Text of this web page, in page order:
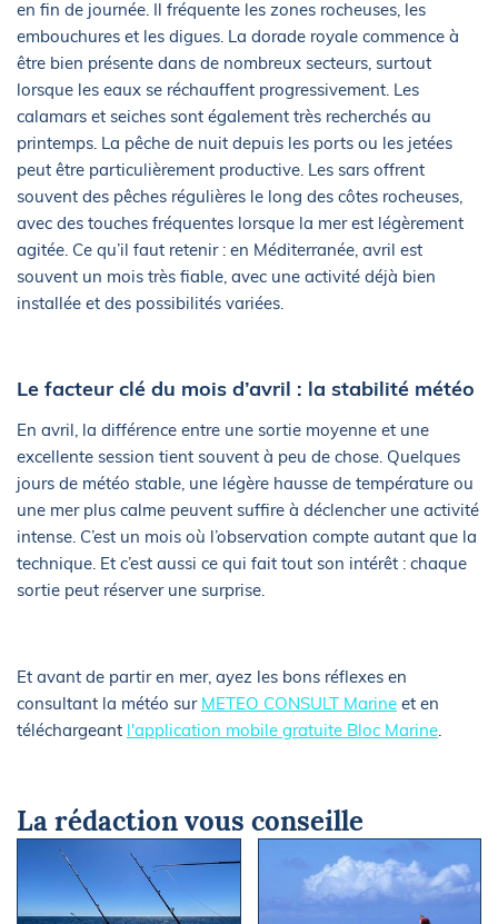
en fin de journée. Il fréquente les zones rocheuses, les
embouchures et les digues. La dorade royale commence à
être bien présente dans de nombreux secteurs, surtout
lorsque les eaux se réchauffent progressivement. Les
calamars et seiches sont également très recherchés au
printemps. La pêche de nuit depuis les ports ou les jetées
peut être particulièrement productive. Les sars offrent
souvent des pêches régulières le long des côtes rocheuses,
avec des touches fréquentes lorsque la mer est légèrement
agitée. Ce qu’il faut retenir : en Méditerranée, avril est
souvent un mois très fiable, avec une activité déjà bien
installée et des possibilités variées.
Le facteur clé du mois d’avril : la stabilité météo
En avril, la différence entre une sortie moyenne et une
excellente session tient souvent à peu de chose. Quelques
jours de météo stable, une légère hausse de température ou
une mer plus calme peuvent suffire à déclencher une activité
intense. C’est un mois où l’observation compte autant que la
technique. Et c’est aussi ce qui fait tout son intérêt : chaque
sortie peut réserver une surprise.
Et avant de partir en mer, ayez les bons réflexes en
consultant la météo sur METEO CONSULT Marine et en
téléchargeant l'application mobile gratuite Bloc Marine.
La rédaction vous conseille